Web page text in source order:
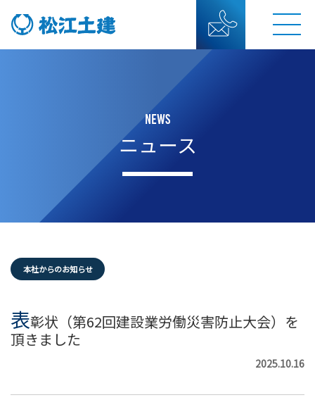
NEWS
ニュース
本社からのお知らせ
表彰状（第62回建設業労働災害防止大会）を
頂きました
2025.10.16